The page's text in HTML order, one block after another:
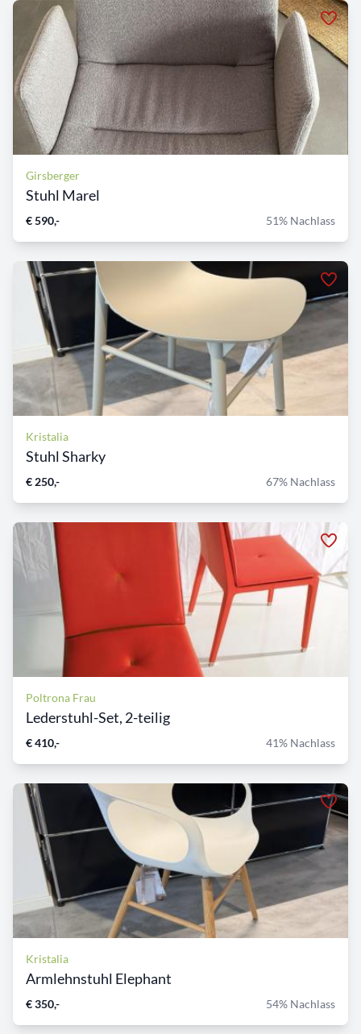
Girsberger
Stuhl Marel
€ 590,- 51% Nachlass
Kristalia
Stuhl Sharky
€ 250,- 67% Nachlass
Poltrona Frau
Lederstuhl-Set, 2-teilig
€ 410,- 41% Nachlass
Kristalia
Armlehnstuhl Elephant
€ 350,- 54% Nachlass